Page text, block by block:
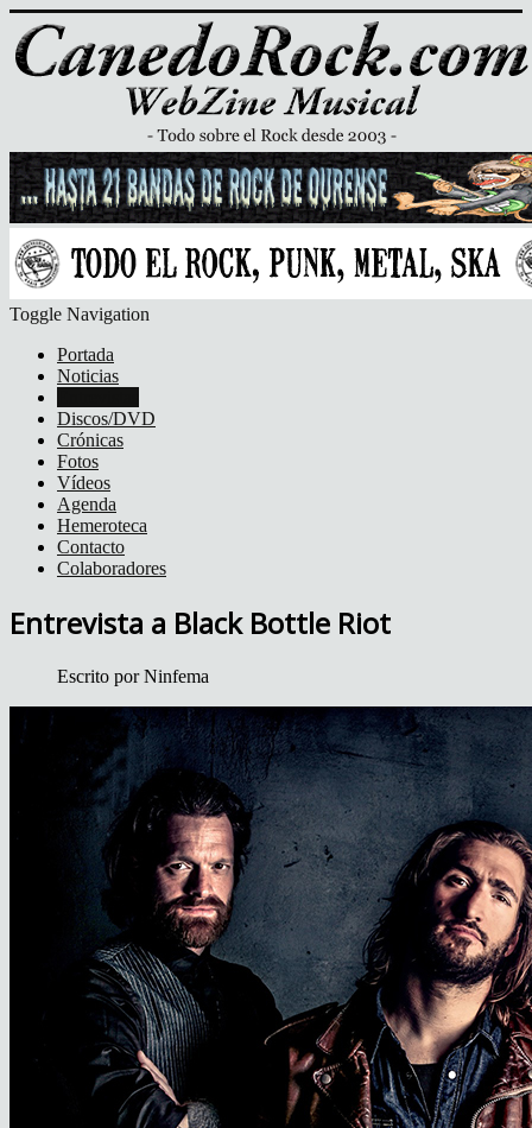
Toggle Navigation
Portada
Noticias
Discos/DVD
Crónicas
Fotos
Vídeos
Agenda
Hemeroteca
Contacto
Colaboradores
Entrevista a Black Bottle Riot
Escrito porNinfema